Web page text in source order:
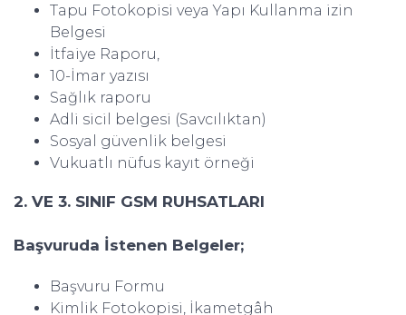
Tapu Fotokopisi veya Yapı Kullanma izin
Belgesi
İtfaiye Raporu,
10-İmar yazısı
Sağlık raporu
Adli sicil belgesi (Savcılıktan)
Sosyal güvenlik belgesi
Vukuatlı nüfus kayıt örneği
2. VE 3. SINIF GSM RUHSATLARI
Başvuruda İstenen Belgeler;
Başvuru Formu
Kimlik Fotokopisi, İkametgâh